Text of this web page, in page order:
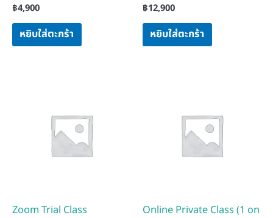
฿4,900
หยิบใส่ตะกร้า
฿12,900
หยิบใส่ตะกร้า
Zoom Trial Class
Online Private Class (1 on